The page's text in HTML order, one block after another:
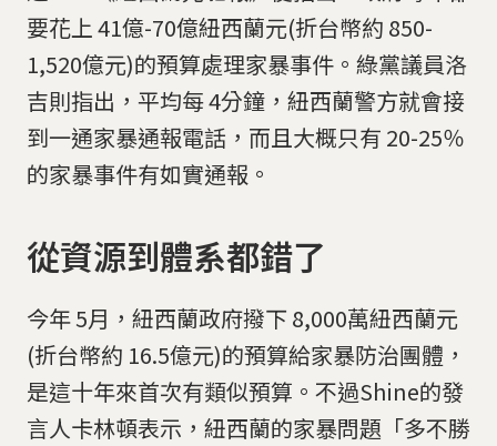
要花上 41億-70億紐西蘭元(折台幣約 850-
1,520億元)的預算處理家暴事件。綠黨議員洛
吉則指出，平均每 4分鐘，紐西蘭警方就會接
到一通家暴通報電話，而且大概只有 20-25％
的家暴事件有如實通報。
從資源到體系都錯了
今年 5月，紐西蘭政府撥下 8,000萬紐西蘭元
(折台幣約 16.5億元)的預算給家暴防治團體，
是這十年來首次有類似預算。不過Shine的發
言人卡林頓表示，紐西蘭的家暴問題「多不勝